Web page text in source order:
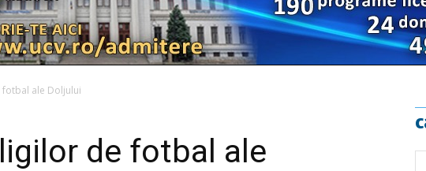
Libertăţii
ale Doljului
de fotbal ale